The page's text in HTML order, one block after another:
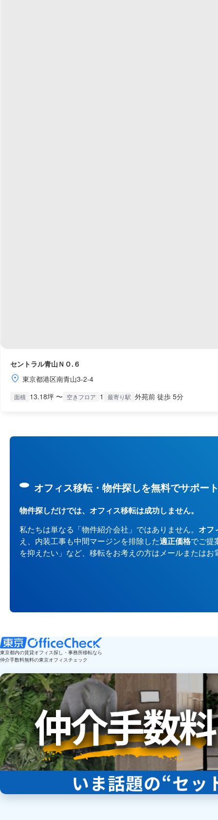
セントラル青山ＮＯ.６
東京都港区南青山3-2-4
面積 13.18坪 〜 空きフロア 1 最寄り駅 外苑前 徒歩 5分
オフィス移転・物件探しを無料でサポー
物件探しだけでは、オフィス移転は成功しません。
私たちは単なる「物件紹介会社」ではありません。 オフ
え、内装工事も中間マージンを排除した適正価格でご提
を抑えたい」など、移転をお考えの方はメールまたは
東京都内の賃貸オフィス探し・事務所移転なら
仲介手数料無料の東京オフィスチェック